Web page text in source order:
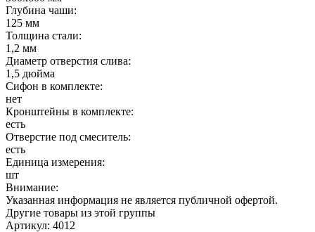
Глубина чаши:
125 мм
Толщина стали:
1,2 мм
Диаметр отверстия слива:
1,5 дюйма
Сифон в комплекте:
нет
Кронштейны в комплекте:
есть
Отверстие под смеситель:
есть
Единица измерения:
шт
Внимание:
Указанная информация не является публичной офертой.
Другие товары из этой группы
Артикул: 4012